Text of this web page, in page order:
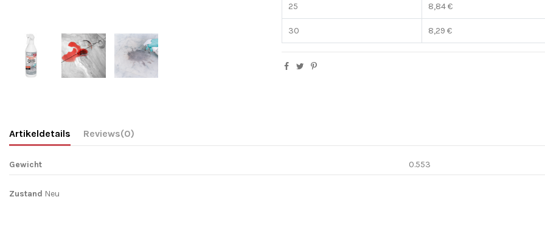
25 8,84 €
30 8,29 €
Artikeldetails Reviews(0)
Gewicht 0.553
Zustand Neu